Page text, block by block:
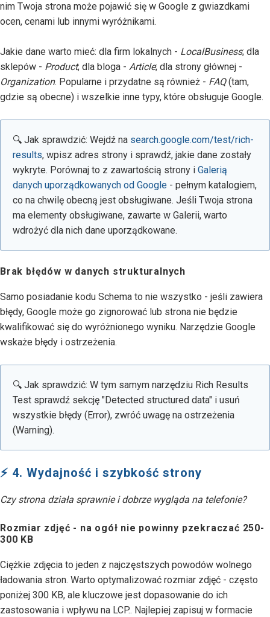
nim Twoja strona może pojawić się w Google z gwiazdkami
ocen, cenami lub innymi wyróżnikami.
Jakie dane warto mieć: dla firm lokalnych - LocalBusiness; dla
sklepów - Product; dla bloga - Article; dla strony głównej -
Organization. Popularne i przydatne są również - FAQ(tam,
gdzie są obecne) i wszelkie inne typy, które obsługuje Google.
🔍 Jak sprawdzić: Wejdź na search.google.com/test/rich-
results, wpisz adres strony i sprawdź, jakie dane zostały
wykryte. Porównaj to z zawartością strony i Galerią
danych uporządkowanych od Google - pełnym katalogiem,
co na chwilę obecną jest obsługiwane. Jeśli Twoja strona
ma elementy obsługiwane, zawarte w Galerii, warto
wdrożyć dla nich dane uporządkowane.
Brak błędów w danych strukturalnych
Samo posiadanie kodu Schema to nie wszystko - jeśli zawiera
błędy, Google może go zignorować lub strona nie będzie
kwalifikować się do wyróżnionego wyniku. Narzędzie Google
wskaże błędy i ostrzeżenia.
🔍 Jak sprawdzić: W tym samym narzędziu Rich Results
Test sprawdź sekcję "Detected structured data" i usuń
wszystkie błędy (Error), zwróć uwagę na ostrzeżenia
(Warning).
⚡ 4. Wydajność i szybkość strony
Czy strona działa sprawnie i dobrze wygląda na telefonie?
Rozmiar zdjęć - na ogół nie powinny pzekraczać 250-
300 KB
Ciężkie zdjęcia to jeden z najczęstszych powodów wolnego
ładowania stron. Warto optymalizować rozmiar zdjęć - często
poniżej 300 KB, ale kluczowe jest dopasowanie do ich
zastosowania i wpływu na LCP.. Najlepiej zapisuj w formacie